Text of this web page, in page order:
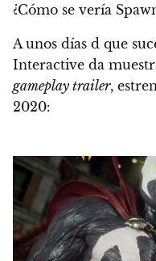
¿Cómo se vería
A unos días d que
Interactive da
gameplay trailer,
2020: